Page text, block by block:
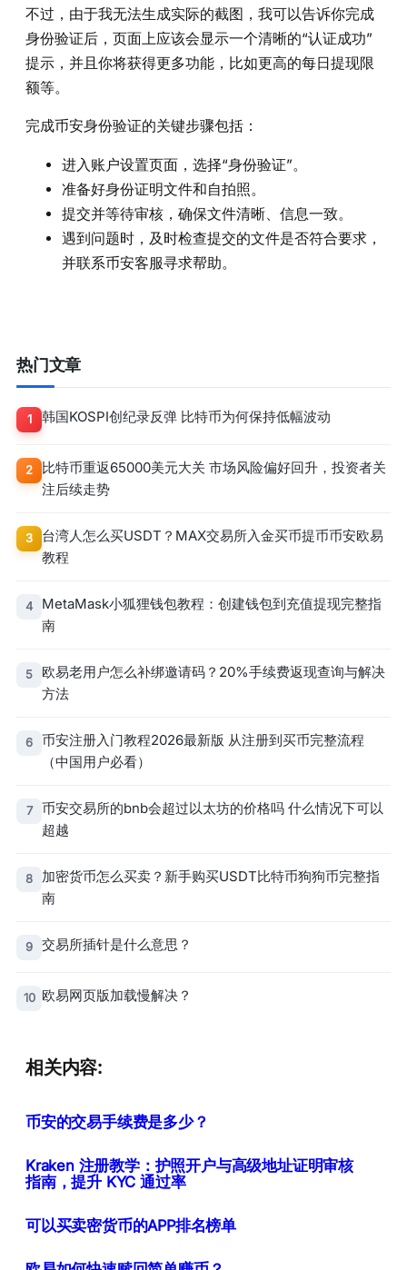
不过，由于我无法生成实际的截图，我可以告诉你完成
身份验证后，页面上应该会显示一个清晰的“认证成功”
提示，并且你将获得更多功能，比如更高的每日提现限
额等。
完成币安身份验证的关键步骤包括：
进入账户设置页面，选择“身份验证”。
准备好身份证明文件和自拍照。
提交并等待审核，确保文件清晰、信息一致。
遇到问题时，及时检查提交的文件是否符合要求，
并联系币安客服寻求帮助。
热门文章
1 韩国KOSPI创纪录反弹 比特币为何保持低幅波动
2
比特币重返65000美元大关 市场风险偏好回升，投资者关
注后续走势
3
台湾人怎么买USDT？MAX交易所入金买币提币币安欧易
教程
4
MetaMask小狐狸钱包教程：创建钱包到充值提现完整指
南
5
欧易老用户怎么补绑邀请码？20%手续费返现查询与解决
方法
6
币安注册入门教程2026最新版 从注册到买币完整流程
（中国用户必看）
7
币安交易所的bnb会超过以太坊的价格吗 什么情况下可以
超越
8
加密货币怎么买卖？新手购买USDT比特币狗狗币完整指
南
9 交易所插针是什么意思？
10 欧易网页版加载慢解决？
相关内容:
币安的交易手续费是多少？
Kraken 注册教学：护照开户与高级地址证明审核
指南，提升 KYC 通过率
可以买卖密货币的APP排名榜单